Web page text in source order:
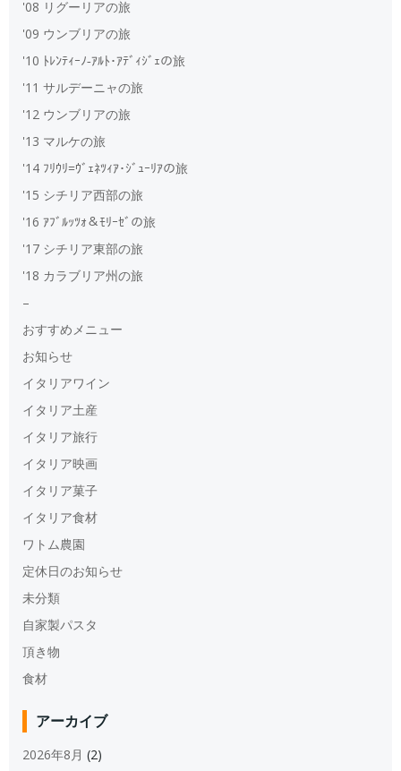
'08 リグーリアの旅
'09 ウンブリアの旅
'10 ﾄﾚﾝﾃｨｰﾉ‐ｱﾙﾄ･ｱﾃﾞｨｼﾞｪの旅
'11 サルデーニャの旅
'12 ウンブリアの旅
'13 マルケの旅
'14 ﾌﾘｳﾘ=ｳﾞｪﾈﾂｨｱ･ｼﾞｭｰﾘｱの旅
'15 シチリア西部の旅
'16 ｱﾌﾞﾙｯﾂｫ＆ﾓﾘｰｾﾞの旅
'17 シチリア東部の旅
'18 カラブリア州の旅
–
おすすめメニュー
お知らせ
イタリアワイン
イタリア土産
イタリア旅行
イタリア映画
イタリア菓子
イタリア食材
ワトム農園
定休日のお知らせ
未分類
自家製パスタ
頂き物
食材
アーカイブ
2026年8月 (2)